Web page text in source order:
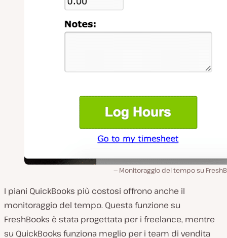
Monitoraggio del tempo su
I piani QuickBooks più costosi offrono anche il
monitoraggio del tempo. Questa funzione su
FreshBooks è stata progettata per i freelance, mentre
su QuickBooks funziona meglio per i team di vendita